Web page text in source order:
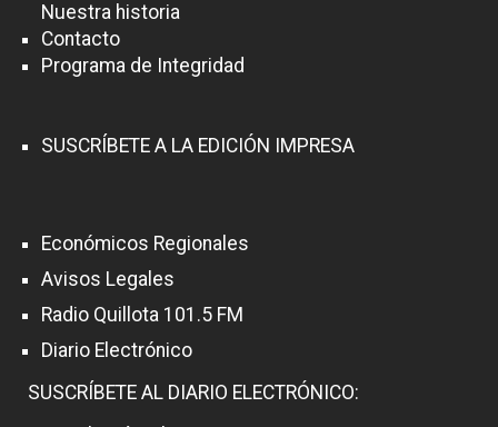
Nuestra historia
Contacto
Programa de Integridad
SUSCRÍBETE A LA EDICIÓN IMPRESA
Económicos Regionales
Avisos Legales
Radio Quillota 101.5 FM
Diario Electrónico
SUSCRÍBETE AL DIARIO ELECTRÓNICO: